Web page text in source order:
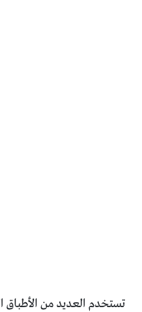
تستخدم العديد من